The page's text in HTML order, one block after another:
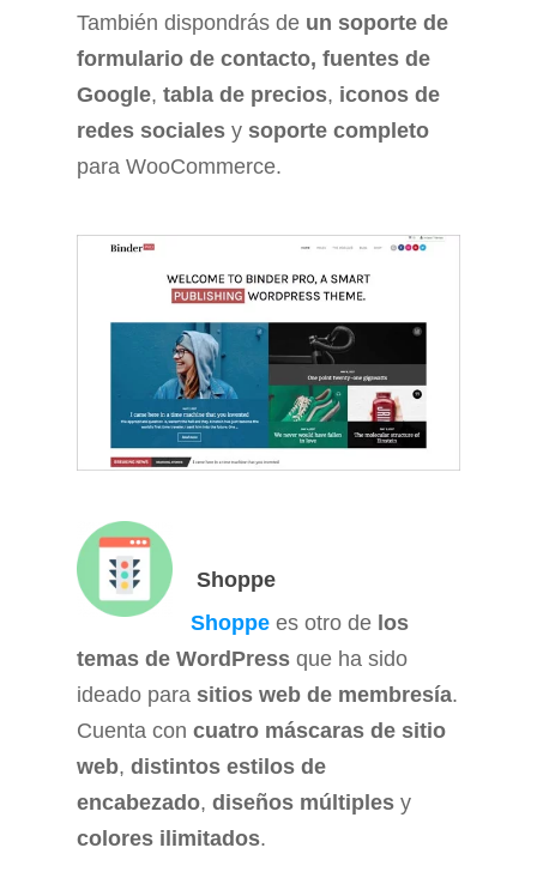
También dispondrás de un soporte de
formulario de contacto, fuentes de
Google, tabla de precios, iconos de
redes sociales y soporte completo
para WooCommerce.
Shoppe
Shoppe es otro de los
temas de WordPress que ha sido
ideado para sitios web de membresía.
Cuenta con cuatro máscaras de sitio
web, distintos estilos de
encabezado, diseños múltiples y
colores ilimitados.